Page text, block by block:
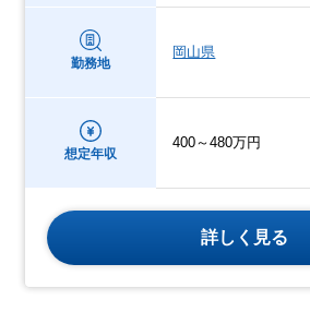
勤務地
岡山県
想定年収
400～480万円
詳しく見る